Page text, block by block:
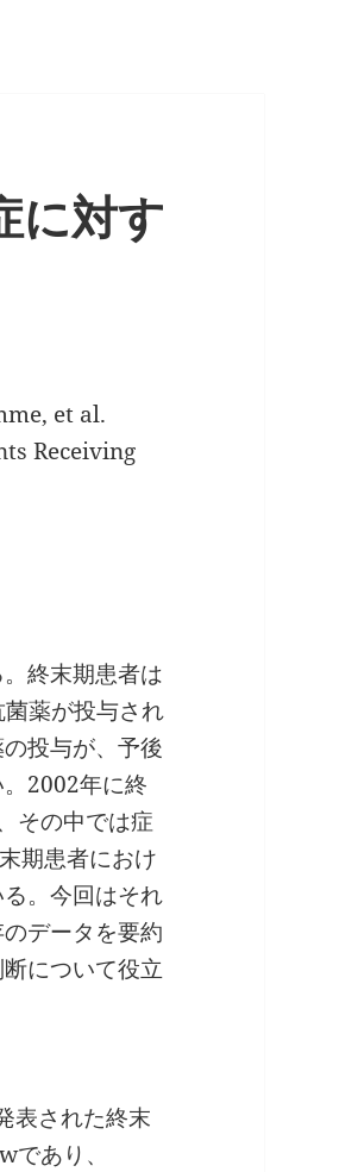
に対す
et al.
Receiving
終末期患者は
薬が投与され
投与が、予後
2002年に終
その中では症
期患者におけ
。今回はそれ
データを要約
について役立
表された終末
あり、